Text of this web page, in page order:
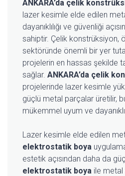
ANKARA’da çelik
lazer kesimle elde edilen
dayanıklılığı ve güvenliği
sahiptir. Çelik konstrüksiyon,
sektöründe önemli bir yer
projelerin en hassas şekilde
sağlar. ANKARA’da çelik
projelerinde lazer kesimle
güçlü metal parçalar üretilir,
mükemmel uyum ve
Lazer kesimle elde edilen
elektrostatik boya
estetik açısından daha da
elektrostatik boya ile